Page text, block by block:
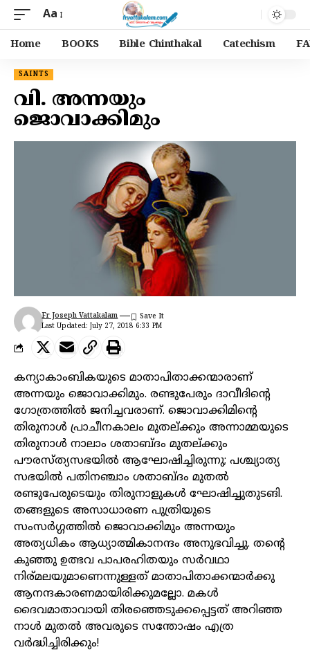
Aa
Home BOOKS Bible Chinthakal Catechism
SAINTS
വി. അന്നയും
ജൊവാക്കിമും
Last Updated: July 27, 2018 6:33 PM
Fr Joseph Vattakalam
കന്യാകാംബികയുടെ മാതാപിതാക്കന്മാരാണ്
അന്നയും ജൊവാക്കിമും. രണ്ടുപേരും ദാവീദിന്റെ
ഗോത്രത്തിൽ ജനിച്ചവരാണ്. ജൊവാക്കിമിന്റെ
തിരുനാൾ പ്രാചീനകാലം മുതല്ക്കും അന്നാമ്മയുടെ
തിരുനാൾ നാലാം ശതാബ്ദം മുതല്ക്കും
പൗരസ്ത്യസഭയിൽ ആഘോഷിച്ചിരുന്നു; പശ്ച്യാത്യ
സഭയിൽ പതിനഞ്ചാം ശതാബ്ദം മുതൽ
രണ്ടുപേരുടെയും തിരുനാളുകൾ ഘോഷിച്ചുതുടങി.
തങ്ങളുടെ അസാധാരണ പുത്രിയുടെ
സംസർഗ്ഗത്തിൽ ജൊവാക്കിമും അന്നയും
അത്യധികം ആധ്യാത്മികാനന്ദം അനുഭവിച്ചു. തന്റെ
കുഞ്ഞു ഉത്ഭവ പാപരഹിതയും സർവഥാ
നിര്മലയുമാണെന്നുള്ളത് മാതാപിതാക്കന്മാർക്കു
ആനന്ദകാരണമായിരിക്കുമല്ലോ. മകൾ
ദൈവമാതാവായി തിരഞ്ഞെടുക്കപ്പെട്ടത് അറിഞ്ഞ
നാൾ മുതൽ അവരുടെ സന്തോഷം എത്ര
വർദ്ധിച്ചിരിക്കും!